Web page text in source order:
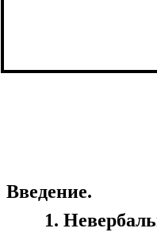
Введение.
1.